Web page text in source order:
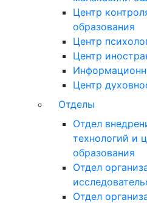
Центр
образования
Центр
Центр
Центр
Отделы
Отдел
технологий и
образования
Отдел
Отдел